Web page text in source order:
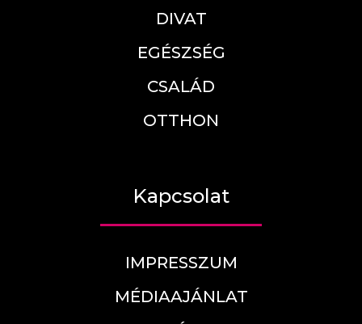
DIVAT
EGÉSZSÉG
CSALÁD
OTTHON
Kapcsolat
IMPRESSZUM
MÉDIAAJÁNLAT